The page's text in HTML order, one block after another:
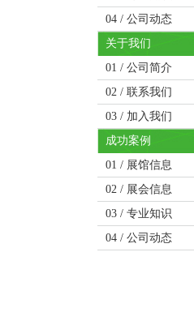
04 / 公司动态
关于我们
01 / 公司简介
02 / 联系我们
03 / 加入我们
成功案例
01 / 展馆信息
02 / 展会信息
03 / 专业知识
04 / 公司动态